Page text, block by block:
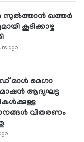
സുല്‍ത്താന്‍ ഖത്തര്‍
കൂടിക്കാഴ്ച
ago
മാള്‍ മെഗാ
ആദ്യഘട്ട
വിതരണം